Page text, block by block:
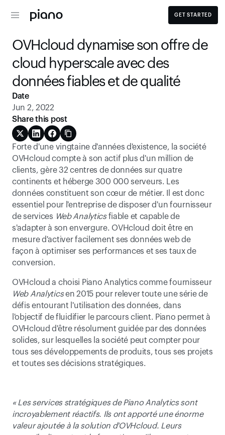
GET STARTED
OVHcloud dynamise son offre de
cloud hyperscale avec des
données fiables et de qualité
Forte d'une vingtaine d'années d'existence, la société
OVHcloud compte à son actif plus d'un million de
clients, gère 32 centres de données sur quatre
continents et héberge 300 000 serveurs. Les
données constituent son cœur de métier. Il est donc
essentiel pour l'entreprise de disposer d'un fournisseur
de services Web Analytics fiable et capable de
s'adapter à son envergure. OVHcloud doit être en
mesure d'activer facilement ses données web de
façon à optimiser ses performances et ses taux de
conversion.
OVHcloud a choisi Piano Analytics comme fournisseur
Web Analytics en 2015 pour relever toute une série de
défis entourant l'utilisation des données, dans
l'objectif de fluidifier le parcours client. Piano permet à
OVHcloud d'être résolument guidée par des données
solides, sur lesquelles la société peut compter pour
tous ses développements de produits, tous ses projets
et toutes ses décisions stratégiques.
« Les services stratégiques de Piano Analytics sont
incroyablement réactifs. Ils ont apporté une énorme
valeur ajoutée à la solution d'OVHcloud. Leurs
Date
Jun 2, 2022
Share this post